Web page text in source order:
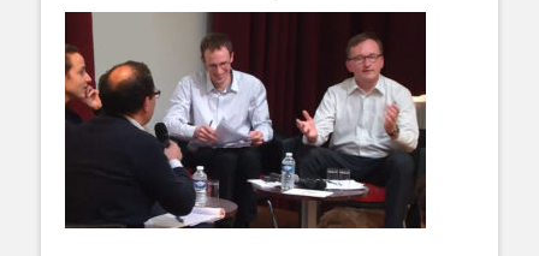
on